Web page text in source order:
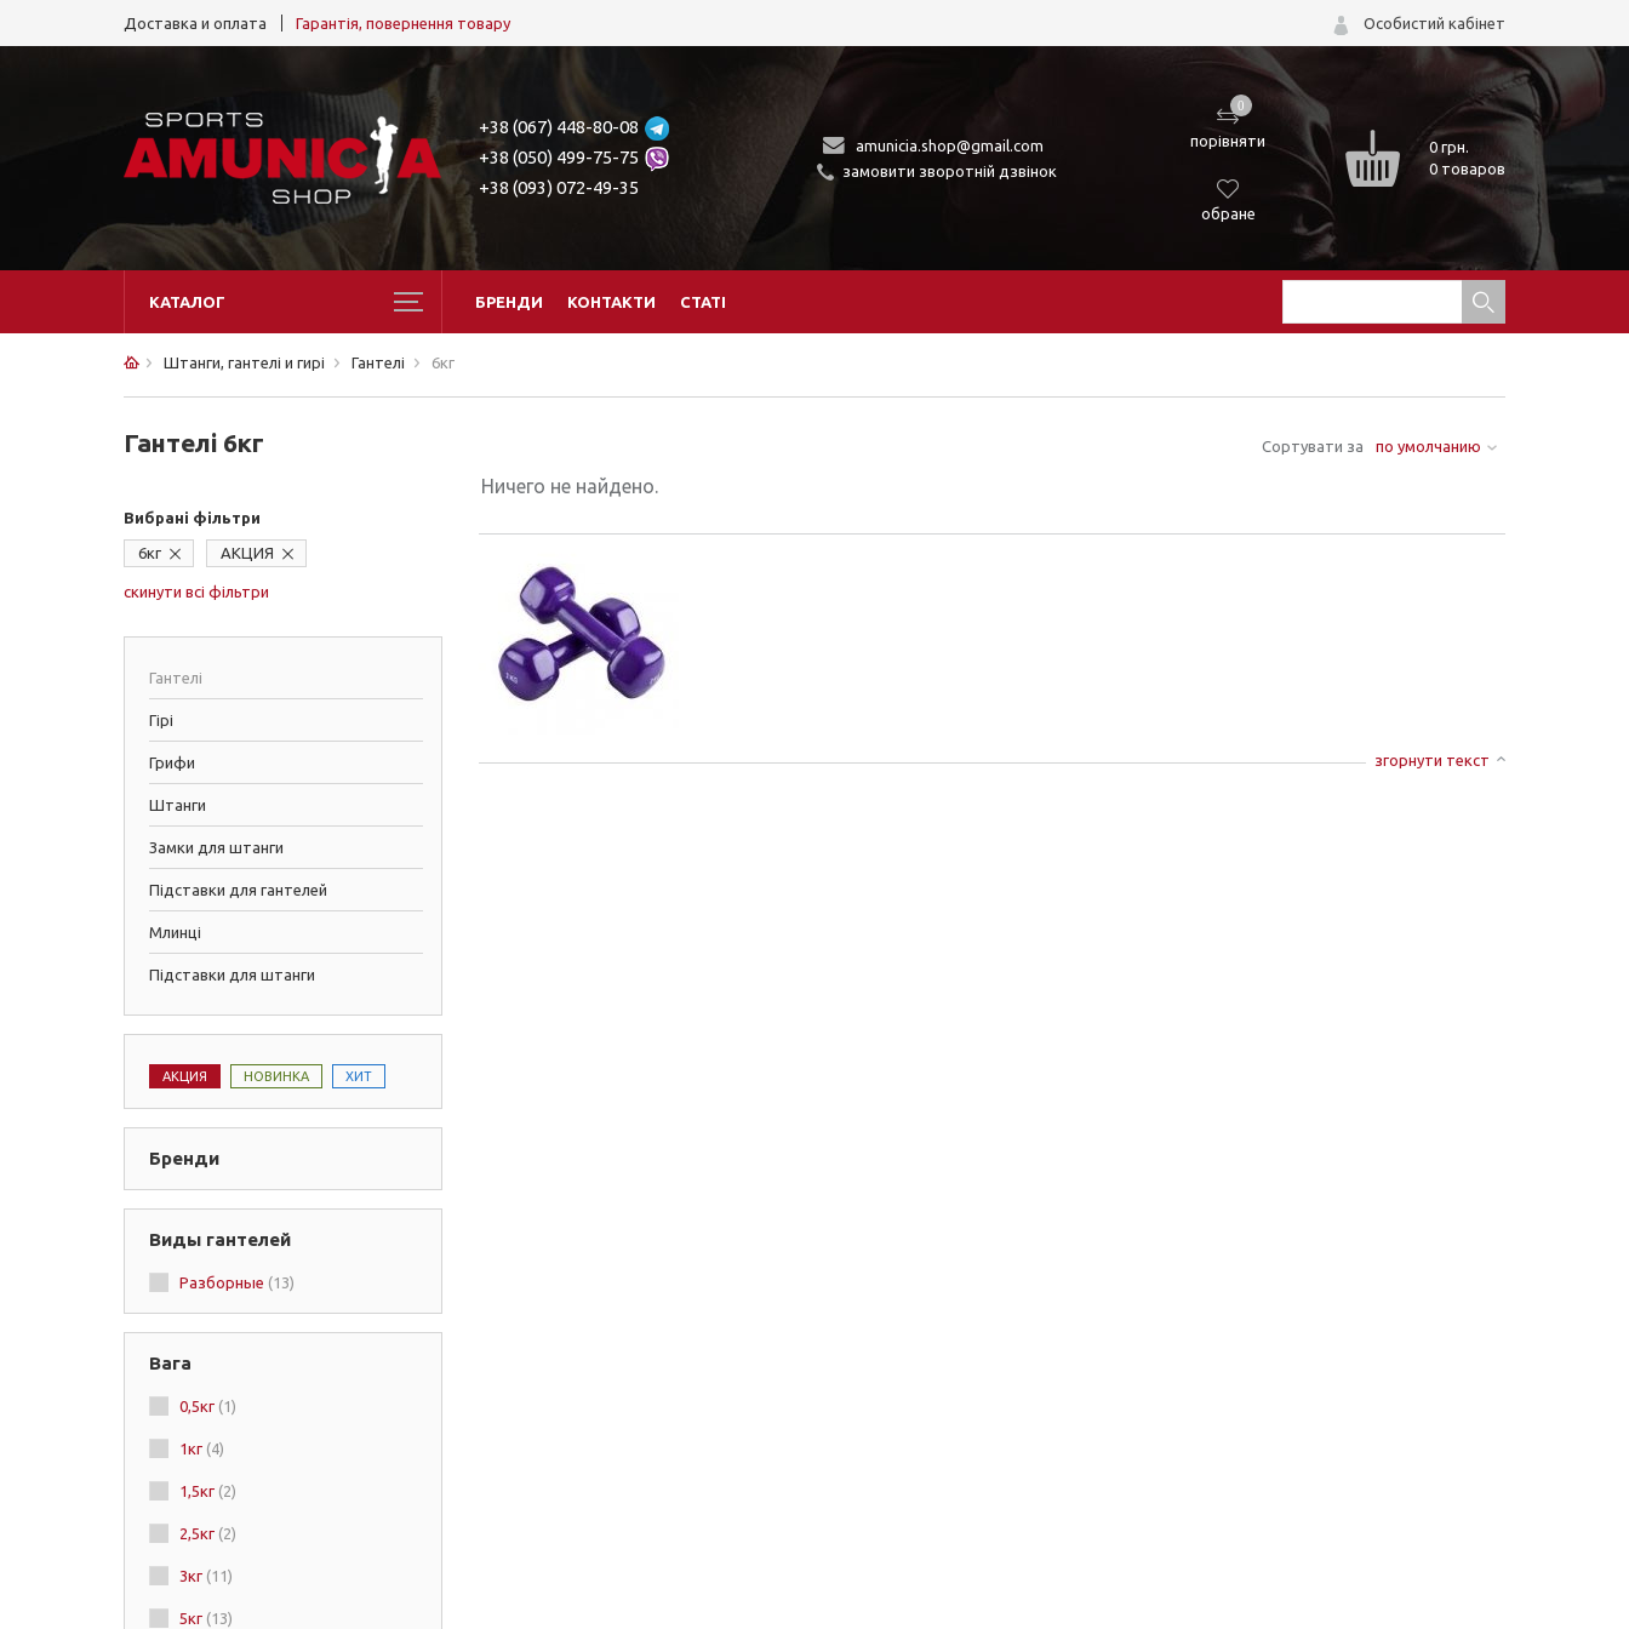
Доставка и оплата Гарантія, повернення товару Особистий кабінет
+38 (067) 448-80-08
+38 (050) 499-75-75
+38 (093) 072-49-35
amunicia.shop@gmail.com
замовити зворотній дзвінок
0
порівняти
обране
0грн.
0 товаров
КАТАЛОГ БРЕНДИ КОНТАКТИ СТАТІ
Штанги, гантелі и гирі Гантелі 6кг
Гантелі 6кг Сортувати за по умолчанию
Вибрані фільтри
6кг АКЦИЯ
скинути всі фільтри
Гантелі
Гірі
Грифи
Штанги
Замки для штанги
Підставки для гантелей
Млинці
Підставки для штанги
АКЦИЯ НОВИНКА ХИТ
Бренди
Виды гантелей
Разборные (13)
Вага
0,5кг (1)
1кг (4)
1,5кг (2)
2,5кг (2)
3кг (11)
5кг (13)
Ничего не найдено.
згорнути текст